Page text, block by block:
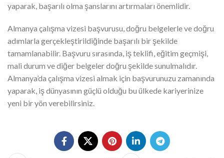
yaparak, başarılı olma şanslarını artırmaları önemlidir.
Almanya çalışma vizesi başvurusu, doğru belgelerle ve doğru
adımlarla gerçekleştirildiğinde başarılı bir şekilde
tamamlanabilir. Başvuru sırasında, iş teklifi, eğitim geçmişi,
mali durum ve diğer belgeler doğru şekilde sunulmalıdır.
Almanya’da çalışma vizesi almak için başvurunuzu zamanında
yaparak, iş dünyasının güçlü olduğu bu ülkede kariyerinize
yeni bir yön verebilirsiniz.